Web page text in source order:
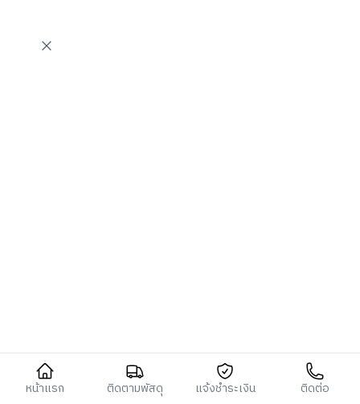
Close cart
หน้าแรก ติดตามพัสดุ แจ้งชำระเงิน ติดต่อ